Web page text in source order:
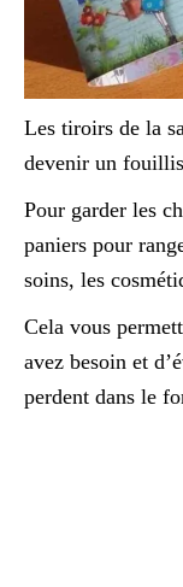
Les tiroirs de la
devenir un fouillis
Pour garder les
paniers pour
soins, les
Cela vous
avez besoin et
perdent dans le